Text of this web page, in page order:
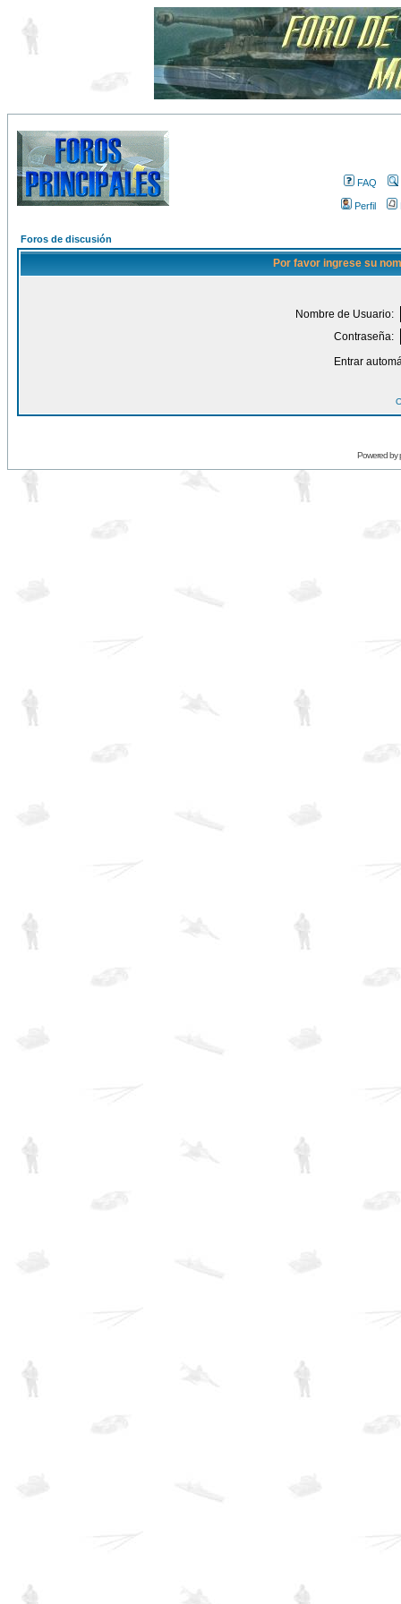
FAQ
Perfil
Foros de discusión
Por favor ingrese su
Nombre de Usuario:
Contraseña:
Entrar
Powered by